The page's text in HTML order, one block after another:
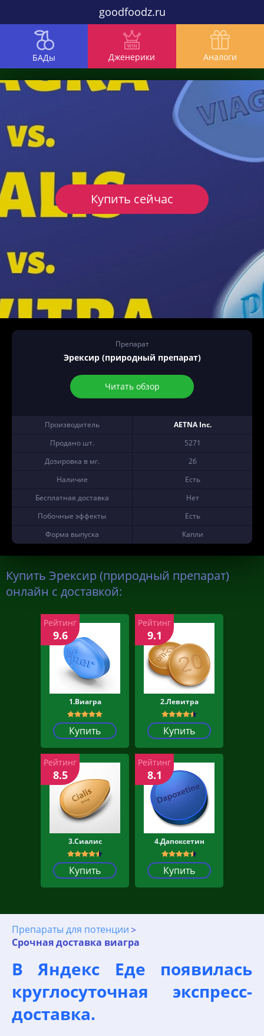
goodfoodz.ru
БАДы Дженерики Аналоги
Препарат
Эрексир (природный препарат)
Читать обзор
Производитель
AETNA Inc.
Продано шт.
5271
Дозировка в мг.
26
Наличие
Есть
Бесплатная доставка
Нет
Побочные эффекты
Есть
Форма выпуска
Капли
Купить сейчас
Купить Эрексир (природный препарат)
онлайн с доставкой:
1.Виагра
Купить
Рейтинг
9.6
2.Левитра
Купить
Рейтинг
9.1
3.Сиалис
Купить
Рейтинг
8.5
4.Дапоксетин
Купить
Рейтинг
8.1
Препараты для потенции
Срочная доставка виагра
В Яндекс Еде появилась
круглосуточная экспресс-
доставка.